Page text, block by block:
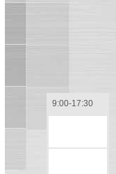
9:00-17:30